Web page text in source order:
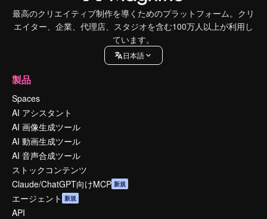
最高のクリエイティブ制作を導くためのプラットフォーム。クリ
エイター、企業、代理店、スタジオを含む100万人以上が利用し
ています。
日本語
製品
Spaces
AI アシスタント
AI 画像生成ツール
AI 動画生成ツール
AI 音声合成ツール
ストックコンテンツ
Claude/ChatGPT向けMCP 新規
エージェント 新規
API